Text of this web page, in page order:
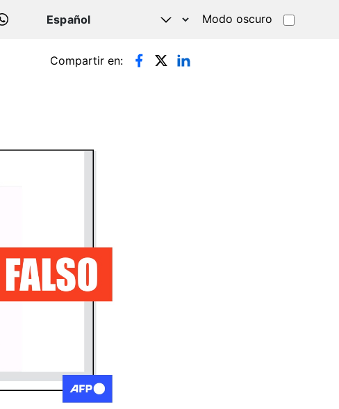
WHATSAPP
Modo oscuro
Compartir en: